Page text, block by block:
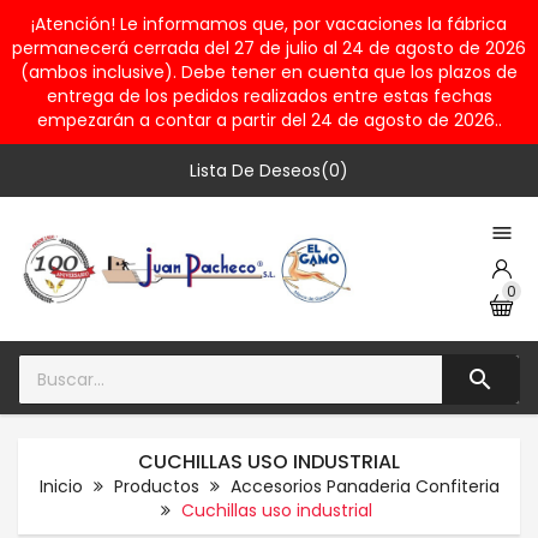
¡Atención! Le informamos que, por vacaciones la fábrica
permanecerá cerrada del 27 de julio al 24 de agosto de 2026
(ambos inclusive). Debe tener en cuenta que los plazos de
entrega de los pedidos realizados entre estas fechas
empezarán a contar a partir del 24 de agosto de 2026..
Lista De Deseos(0)

0

CUCHILLAS USO INDUSTRIAL
Inicio Productos
Accesorios Panaderia Confiteria
Cuchillas uso industrial